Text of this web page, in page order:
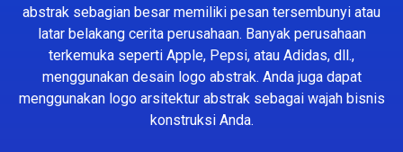
abstrak sebagian besar memiliki pesan tersembunyi atau
latar belakang cerita perusahaan. Banyak perusahaan
terkemuka seperti Apple, Pepsi, atau Adidas, dll.,
menggunakan desain logo abstrak. Anda juga dapat
menggunakan logo arsitektur abstrak sebagai wajah bisnis
konstruksi Anda.